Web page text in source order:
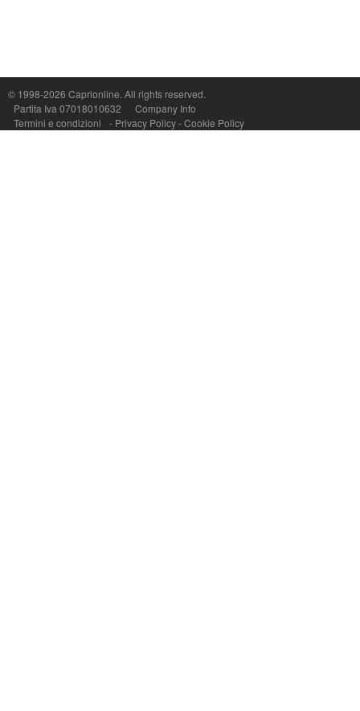
© 1998-2026 Caprionline. All rights reserved.
Partita Iva 07018010632
Company Info
Termini e condizioni
- Privacy Policy-Cookie Policy
Capri On Line Srl, Via Le Botteghe 10a - 80073 CAPRI (NA) Italy
P.Iva, C.F. e n.Reg.Imprese Napoli: 07018010632 - Rea n.557643